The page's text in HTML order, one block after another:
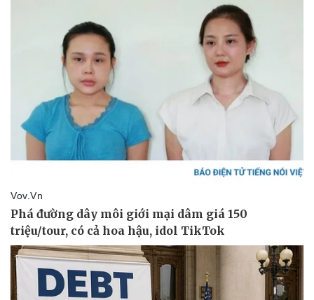
Tư vấn luật
Việt Nam
Phân tích